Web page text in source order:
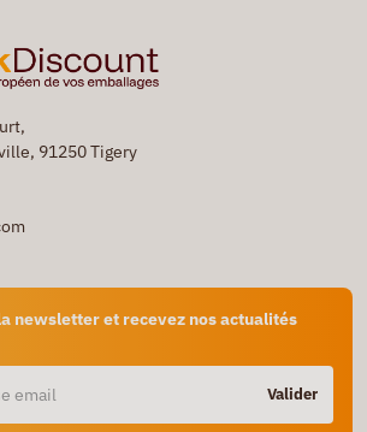
91250 Tigery
newsletter et recevez nos actualités
Valider